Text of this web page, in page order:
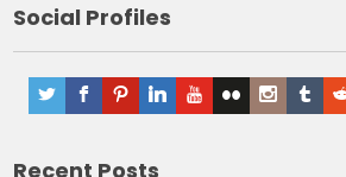
Social Profiles
Recent Posts